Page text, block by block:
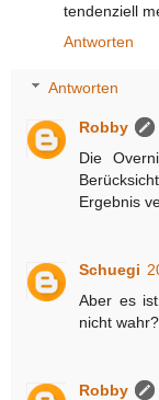
tendenziell
Antworten
Antworten
Robby
Die
Ergebnis
Schuegi
Aber es
nicht wahr?
Robby